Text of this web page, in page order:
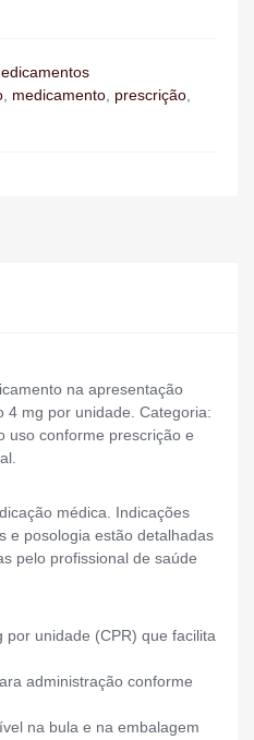
, medicamento, prescrição,
na apresentação
4 mg por unidade. Categoria:
uso conforme prescrição e
médica. Indicações
e posologia estão detalhadas
pelo profissional de saúde
unidade (CPR) que facilita
administração conforme
na bula e na embalagem